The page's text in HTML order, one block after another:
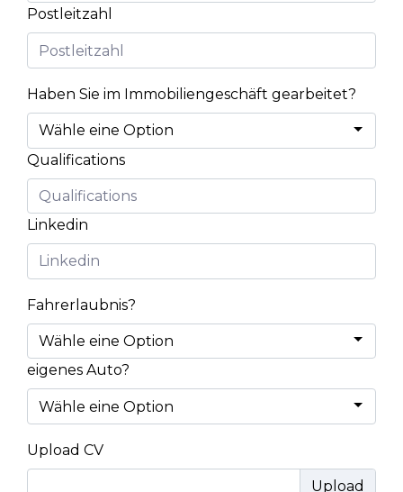
Postleitzahl
Haben Sie im Immobiliengeschäft gearbeitet?
Qualifications
Linkedin
Fahrerlaubnis?
eigenes Auto?
Upload CV